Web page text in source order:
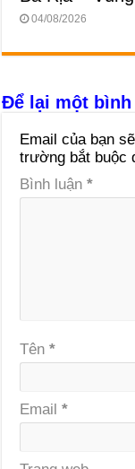
04/08/2026
Để lại một bình
Email của bạn
trường bắt buộc
Bình luận*
Tên*
Email*